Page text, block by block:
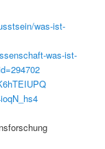
was-ist-
was-ist-